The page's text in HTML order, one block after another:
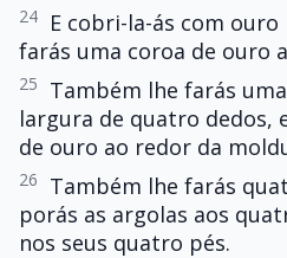
24
E cobri-la-ás com
farás uma coroa de ouro
25
Também lhe farás
largura de quatro dedos,
de ouro ao redor da
26
Também lhe farás
porás as argolas aos
nos seus quatro pés.